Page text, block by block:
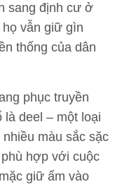
sang định cư ở
vẫn giữ gìn
thống của dân
phục truyền
deel – một loại
màu sắc sặc
hợp với cuộc
giữ ấm vào